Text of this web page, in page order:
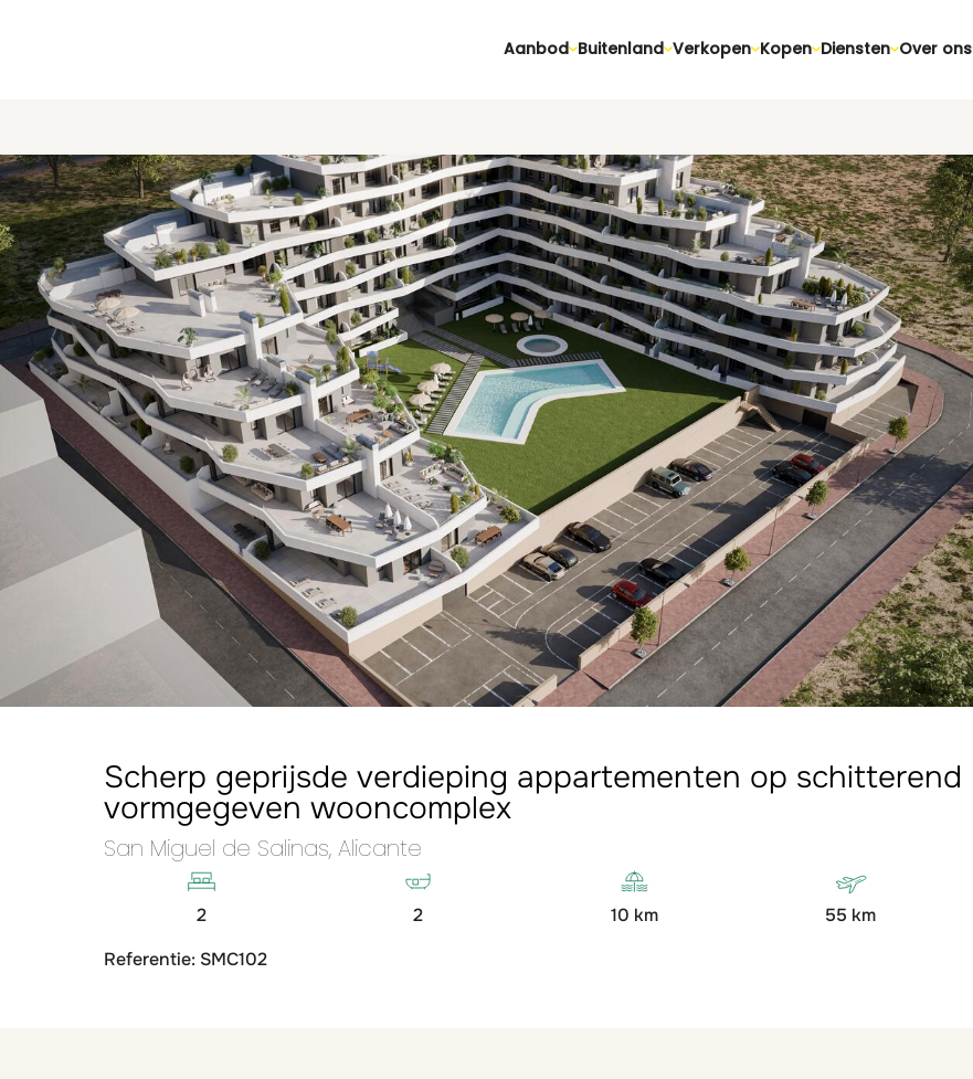
Aanbod Buitenland Verkopen Kopen Diensten Over ons
Scherp geprijsde verdieping appartementen op schitterend
vormgegeven wooncomplex
San Miguel de Salinas, Alicante
2 2 10 km 55 km
Referentie: SMC102